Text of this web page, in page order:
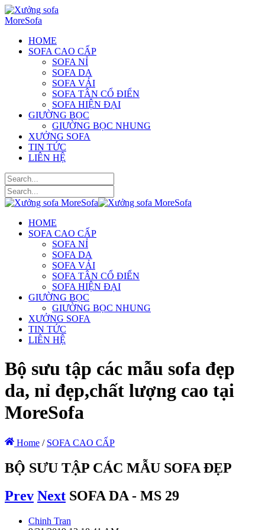
HOME
SOFA CAO CẤP
SOFA NỈ
SOFA DA
SOFA VẢI
SOFA TÂN CỔ ĐIỂN
SOFA HIỆN ĐẠI
GIƯỜNG BỌC
GIƯỜNG BỌC NHUNG
XƯỞNG SOFA
TIN TỨC
LIÊN HỆ
HOME
SOFA CAO CẤP
SOFA NỈ
SOFA DA
SOFA VẢI
SOFA TÂN CỔ ĐIỂN
SOFA HIỆN ĐẠI
GIƯỜNG BỌC
GIƯỜNG BỌC NHUNG
XƯỞNG SOFA
TIN TỨC
LIÊN HỆ
Bộ sưu tập các mẫu sofa đẹp
da, nỉ đẹp,chất lượng cao tại
MoreSofa
Home / SOFA CAO CẤP
BỘ SƯU TẬP CÁC MẪU SOFA ĐẸP
Prev Next SOFA DA - MS 29
Chinh Tran